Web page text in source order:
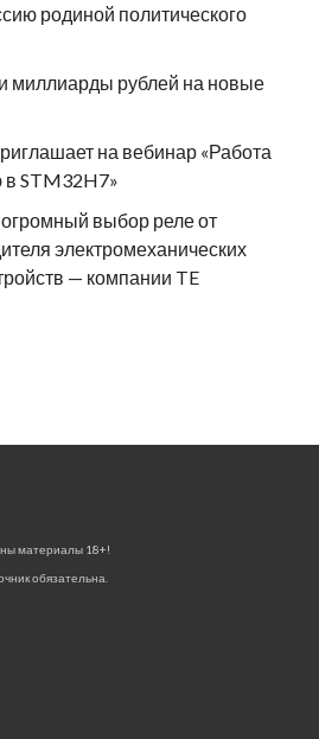
родиной политического
миллиарды рублей на новые
на вебинар «Работа
STM32H7»
выбор реле от
электромеханических
— компании TE
материалы 18+!
обязательна.